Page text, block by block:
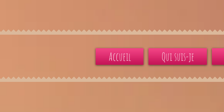
Accueil Qui suis-je